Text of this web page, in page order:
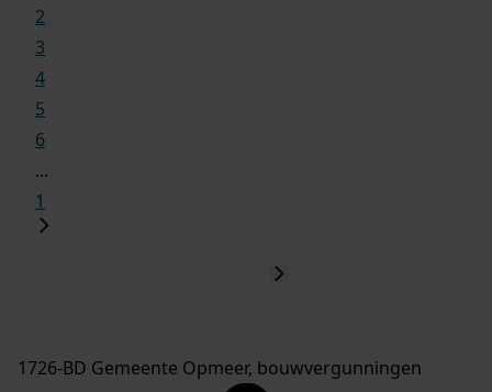
2
3
4
5
6
...
1
1726-BD Gemeente Opmeer, bouwvergunningen